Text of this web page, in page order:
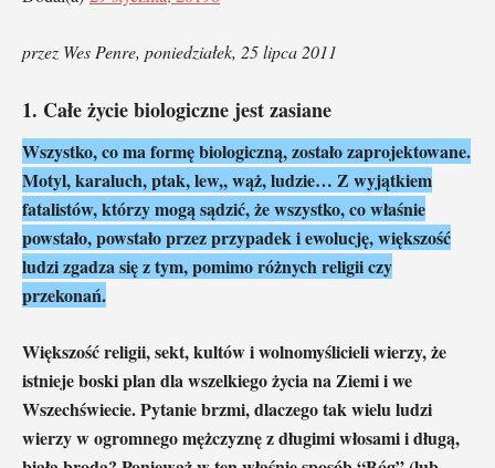
przez Wes Penre, poniedziałek, 25 lipca 2011
1. Całe życie biologiczne jest zasiane
Wszystko, co ma formę biologiczną, zostało zaprojektowane.
Motyl, karaluch, ptak, lew,, wąż, ludzie… Z wyjątkiem
fatalistów, którzy mogą sądzić, że wszystko, co właśnie
powstało, powstało przez przypadek i ewolucję, większość
ludzi zgadza się z tym, pomimo różnych religii czy
przekonań.
Większość religii, sekt, kultów i wolnomyślicieli wierzy, że
istnieje boski plan dla wszelkiego życia na Ziemi i we
Wszechświecie. Pytanie brzmi, dlaczego tak wielu ludzi
wierzy w ogromnego mężczyznę z długimi włosami i długą,